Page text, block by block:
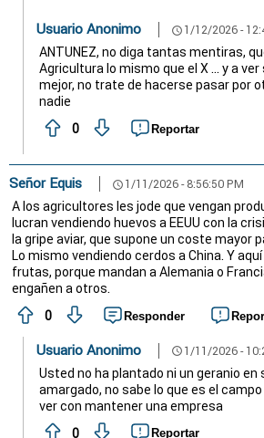
Usuario Anonimo schedule 1/12/2026 -
ANTUNEZ, no diga tantas mentiras,
Agricultura lo mismo que el X ... y a
mejor, no trate de hacerse pasar por
nadie
0
Reportar
Señor Equis schedule 1/11/2026 - 8:56:50 PM
A los agricultores les jode que vengan
lucran vendiendo huevos a EEUU con la
la gripe aviar, que supone un coste mayor
Lo mismo vendiendo cerdos a China. Y
frutas, porque mandan a Alemania o
engañen a otros.
0
Responder
Usuario Anonimo schedule 1/11/2026 -
Usted no ha plantado ni un geranio en
amargado, no sabe lo que es el
ver con mantener una empresa
0
Reportar